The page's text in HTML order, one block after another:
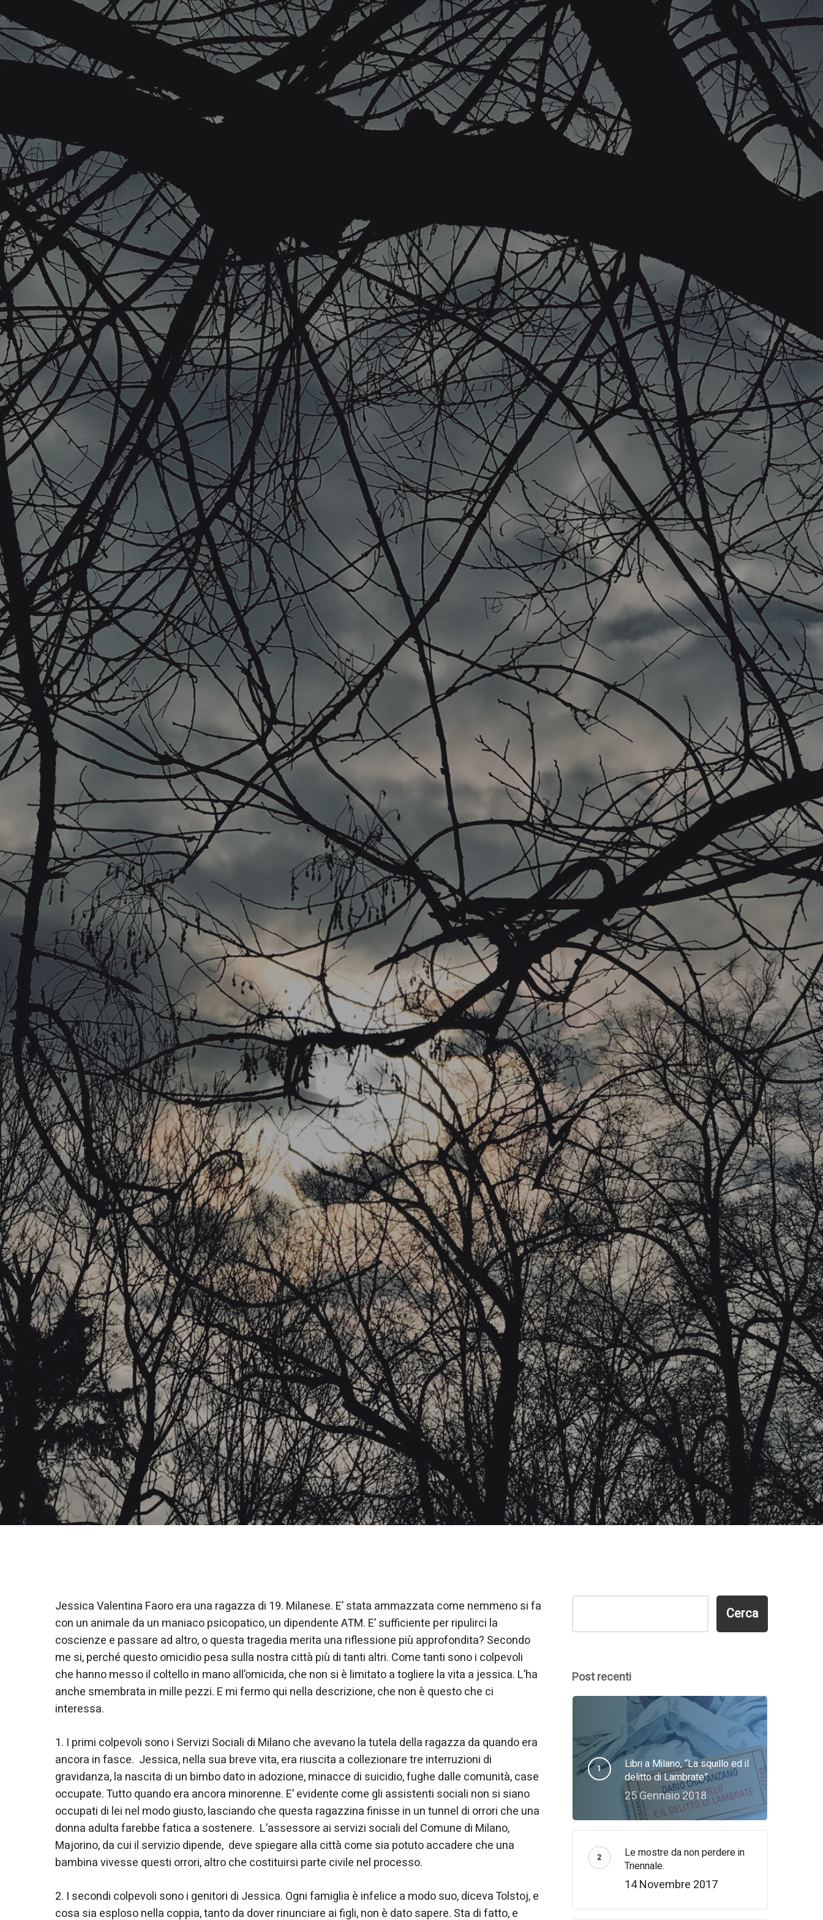
ByMilanoMind No Comments
Jessica Valentina Faoro era una ragazza di 19. Milanese. E’ stata ammazzata come nemmeno si fa
con un animale da un maniaco psicopatico, un dipendente ATM. E’ sufficiente per ripulirci la
coscienze e passare ad altro, o questa tragedia merita una riflessione più approfondita? Secondo
me si, perché questo omicidio pesa sulla nostra città più di tanti altri. Come tanti sono i colpevoli
che hanno messo il coltello in mano all’omicida, che non si è limitato a togliere la vita a jessica. L’ha
anche smembrata in mille pezzi. E mi fermo qui nella descrizione, che non è questo che ci
interessa.
1. I primi colpevoli sono i Servizi Sociali di Milano che avevano la tutela della ragazza da quando era
ancora in fasce. Jessica, nella sua breve vita, era riuscita a collezionare tre interruzioni di
gravidanza, la nascita di un bimbo dato in adozione, minacce di suicidio, fughe dalle comunità, case
occupate. Tutto quando era ancora minorenne. E’ evidente come gli assistenti sociali non si siano
occupati di lei nel modo giusto, lasciando che questa ragazzina finisse in un tunnel di orrori che una
donna adulta farebbe fatica a sostenere. L’assessore ai servizi sociali del Comune di Milano,
Majorino, da cui il servizio dipende, deve spiegare alla città come sia potuto accadere che una
bambina vivesse questi orrori, altro che costituirsi parte civile nel processo.
2. I secondi colpevoli sono i genitori di Jessica. Ogni famiglia è infelice a modo suo, diceva Tolstoj, e
cosa sia esploso nella coppia, tanto da dover rinunciare ai figli, non è dato sapere. Sta di fatto, e
Cerca
Post recenti
Libri a Milano, “La squillo ed il
delitto di Lambrate”
25 Gennaio 2018
Le mostre da non perdere in
Triennale.
14 Novembre 2017